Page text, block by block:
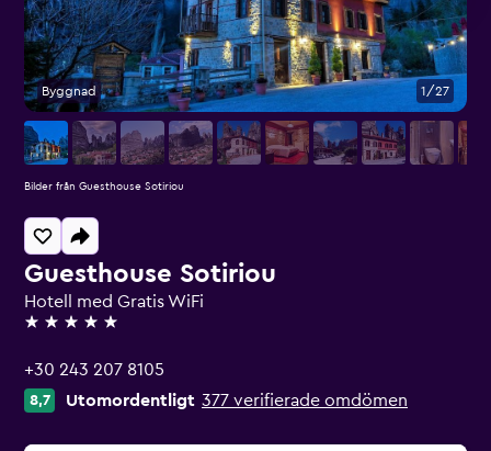
Guesthouse Sotiriou
Hotell med Gratis WiFi
5 stjärnor
+30 243 207 8105
8,7 Utomordentligt 377 verifierade omdömen
Byggnad 1/27
Bilder från Guesthouse Sotiriou